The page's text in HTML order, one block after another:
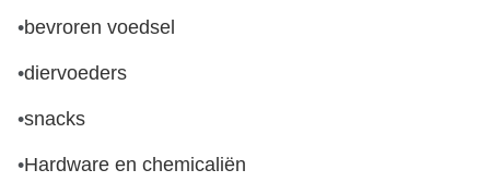
•bevroren voedsel
•diervoeders
•snacks
•Hardware en chemicaliën